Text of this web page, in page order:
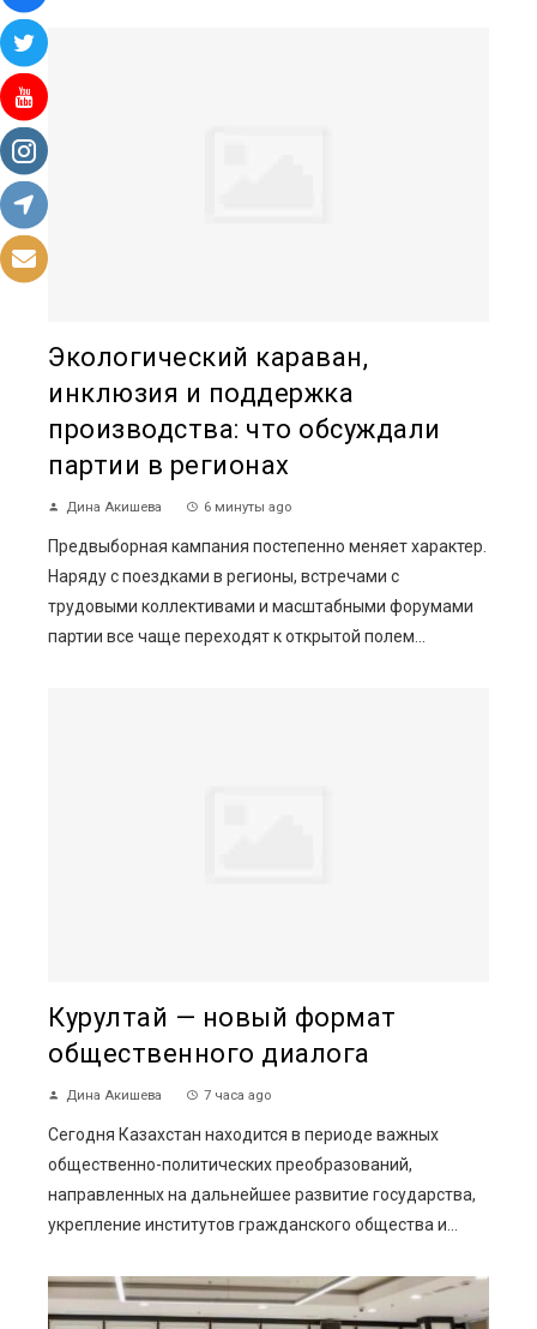
Экологический караван,
инклюзия и поддержка
производства: что обсуждали
партии в регионах
Дина Акишева 6 минуты ago
Предвыборная кампания постепенно меняет характер.
Наряду с поездками в регионы, встречами с
трудовыми коллективами и масштабными форумами
партии все чаще переходят к открытой полем...
Курултай — новый формат
общественного диалога
Дина Акишева 7 часа ago
Сегодня Казахстан находится в периоде важных
общественно-политических преобразований,
направленных на дальнейшее развитие государства,
укрепление институтов гражданского общества и...